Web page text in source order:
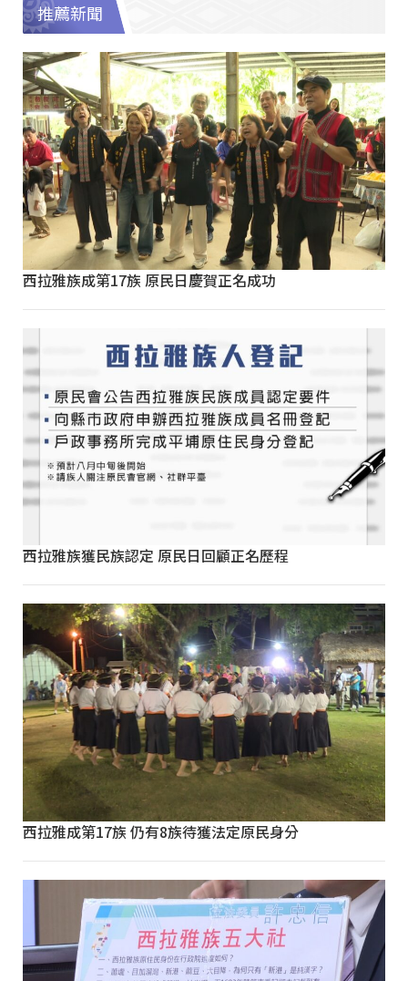
推薦新聞
西拉雅族成第17族 原民日慶賀正名成功
西拉雅族獲民族認定 原民日回顧正名歷程
西拉雅成第17族 仍有8族待獲法定原民身分